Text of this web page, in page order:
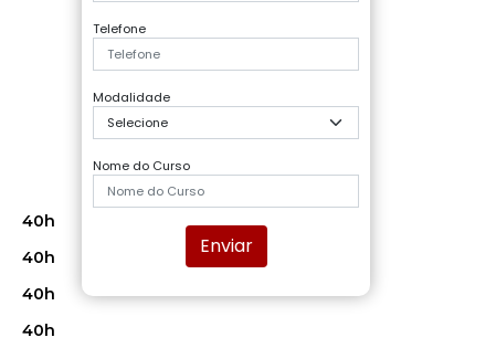
40h
40h
40h
40h
Telefone
Modalidade
Nome do Curso
Enviar